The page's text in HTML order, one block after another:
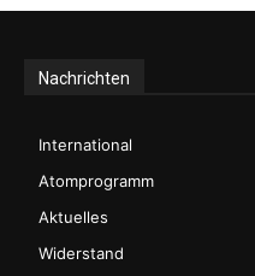
Nachrichten
International
Atomprogramm
Aktuelles
Widerstand